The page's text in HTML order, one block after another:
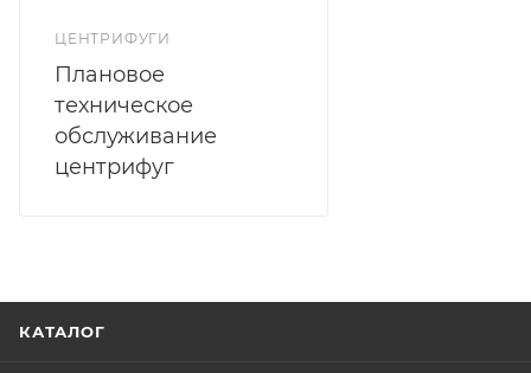
ЦЕНТРИФУГИ
Плановое
техническое
обслуживание
центрифуг
КАТАЛОГ